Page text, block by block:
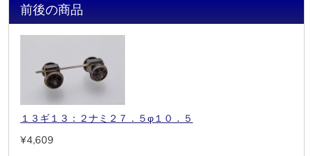
前後の商品
１３ギ１３：２ナミ２７．５φ１０．５
¥4,609